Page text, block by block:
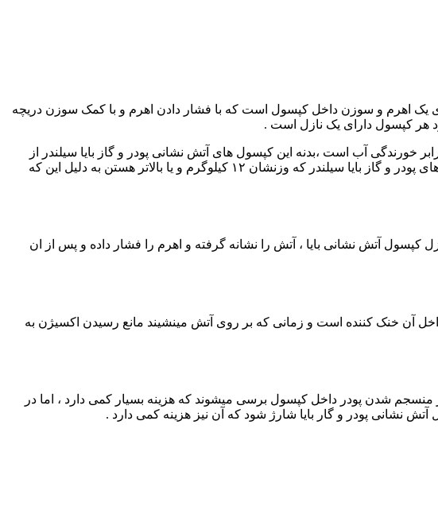
یک اهرم و سوزن داخل کپسول است که با فشار دادن اهرم و با کمک سوزن دریچه
هر کپسول دارای یک نازل است .
خورندگی آب است ،بدنه این کپسول های آتش نشانی پودر و گاز بایا سیلندر از
فولاد قوی و فشرده شده است که در دماهای بسیار بالا مقاوم است و تا دمای بالای ۱۵۳۵ درجه مقاوم است . تمام کپسول های پودر و گاز بایا سیلندر که وزنشان ۱۲ کیلوگرم و یا بالاتر هستن به دلیل این که
کپسول آتش نشانی بایا ، آتش را نشانه گرفته و اهرم را فشار داده و پس از ان
آن خنک کننده است و زمانی که بر روی آتش مینشیند مانع رسیدن اکسیژن به
شدن پودر داخل کپسول برسی میشوند که هزینه بسیار کمی دارد ، اما در
نشانی پودر و گار بایا شارژ شود که آن نیز هزینه کمی دارد .